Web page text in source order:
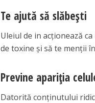
Te ajută să slăbeşti
Uleiul de in acţionează
de toxine şi să te menţii
Previne apariţia
Datorită conţinutului